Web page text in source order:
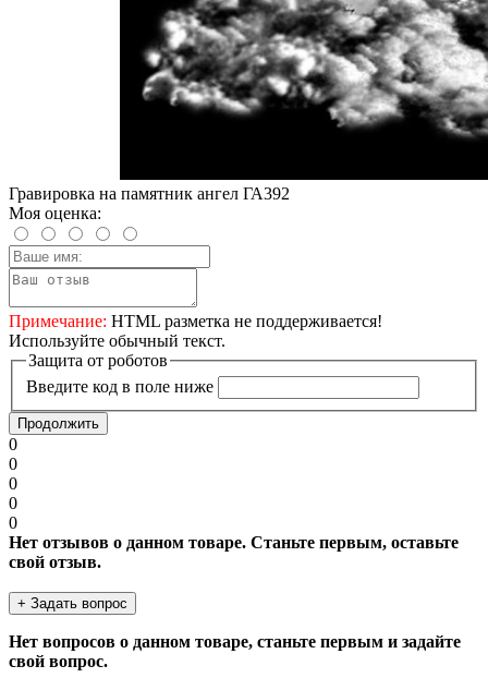
Гравировка на памятник ангел ГА392
Моя оценка:
Примечание: HTML разметка не поддерживается!
Используйте обычный текст.
Защита от роботов
Введите код в поле ниже
Продолжить
0
0
0
0
0
Нет отзывов о данном товаре. Станьте первым, оставьте
свой отзыв.
+ Задать вопрос
Нет вопросов о данном товаре, станьте первым и задайте
свой вопрос.